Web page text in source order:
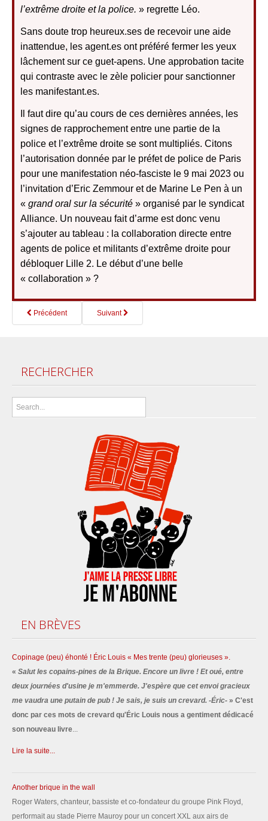
l’extrême droite et la police. » regrette Léo.
Sans doute trop heureux.ses de recevoir une aide
inattendue, les agent.es ont préféré fermer les yeux
lâchement sur ce guet-apens. Une approbation tacite
qui contraste avec le zèle policier pour sanctionner
les manifestant.es.
Il faut dire qu’au cours de ces dernières années, les
signes de rapprochement entre une partie de la
police et l’extrême droite se sont multipliés. Citons
l’autorisation donnée par le préfet de police de Paris
pour une manifestation néo-fasciste le 9 mai 2023 ou
l’invitation d’Eric Zemmour et de Marine Le Pen à un
« grand oral sur la sécurité » organisé par le syndicat
Alliance. Un nouveau fait d’arme est donc venu
s’ajouter au tableau : la collaboration directe entre
agents de police et militants d’extrême droite pour
débloquer Lille 2. Le début d’une belle
« collaboration » ?
Précédent Suivant
RECHERCHER
EN BRÈVES
Copinage (peu) éhonté ! Éric Louis « Mes trente (peu) glorieuses ».
« Salut les copains-pines de la Brique. Encore un livre ! Et oué, entre
deux journées d'usine je m'emmerde. J'espère que cet envoi gracieux
me vaudra une putain de pub ! Je sais, je suis un crevard. -Éric- » C'est
donc par ces mots de crevard qu'Éric Louis nous a gentiment dédicacé
son nouveau livre...
Lire la suite...
Another brique in the wall
Roger Waters, chanteur, bassiste et co-fondateur du groupe Pink Floyd,
performait au stade Pierre Mauroy pour un concert XXL aux airs de